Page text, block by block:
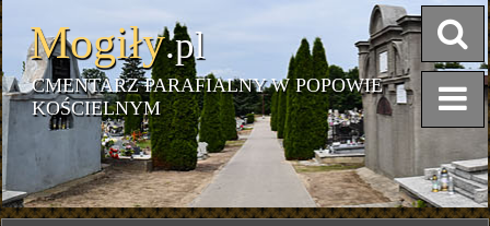
Mogiły.pl
CMENTARZ PARAFIALNY W POPOWIE
KOŚCIELNYM